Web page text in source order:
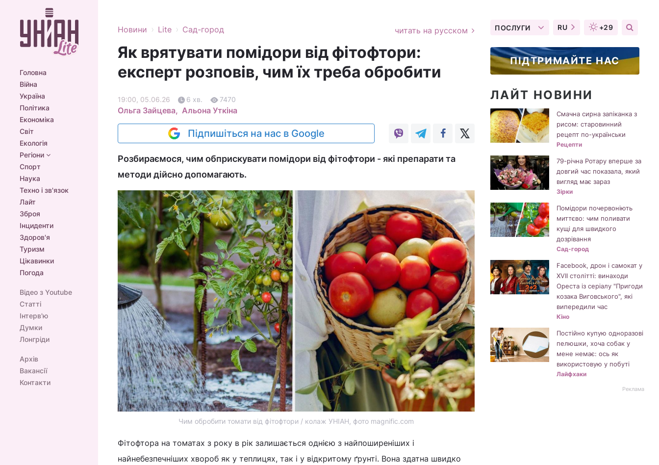
Головна
Війна
Україна
Політика
Економіка
Світ
Екологія
Регіони
Спорт
Наука
Техно і зв'язок
Лайт
Зброя
Інциденти
Здоров'я
Туризм
Цікавинки
Погода
Відео з Youtube
Статті
Інтерв'ю
Думки
Лонгріди
Архів
Вакансії
Контакти
Новини › Lite › Сад-город читать на русском
Як врятувати помідори від фітофтори:
експерт розповів, чим їх треба обробити
Ольга Зайцева, Альона Уткіна
19:00, 05.06.26 6 хв. 7470
Підпишіться на нас в Google
Розбираємося, чим обприскувати помідори від фітофтори - які препарати та
методи дійсно допомагають.
Чим обробити томати від фітофтори / колаж УНІАН, фото magnific.com
Фітофтора на томатах з року в рік залишається однією з найпоширеніших і
найнебезпечніших хвороб як у теплицях, так і у відкритому ґрунті. Вона здатна швидко
ПОСЛУГИ RU +29
ПІДТРИМАЙТЕ НАС
ЛАЙТ НОВИНИ
Смачна сирна запіканка з
рисом: старовинний
рецепт по-українськи
Рецепти
79-річна Ротару вперше за
довгий час показала, який
вигляд має зараз
Зірки
Помідори почервоніють
миттєво: чим поливати
кущі для швидкого
дозрівання
Сад-город
Facebook, дрон і самокат у
XVII столітті: винаходи
Ореста із серіалу "Пригоди
козака Виговського", які
випередили час
Кіно
Постійно купую одноразові
пелюшки, хоча собак у
мене немає: ось як
використовую у побуті
Лайфхаки
Реклама